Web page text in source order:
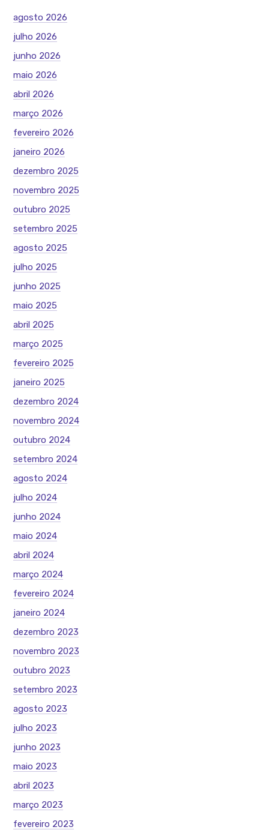
agosto 2026
julho 2026
junho 2026
maio 2026
abril 2026
março 2026
fevereiro 2026
janeiro 2026
dezembro 2025
novembro 2025
outubro 2025
setembro 2025
agosto 2025
julho 2025
junho 2025
maio 2025
abril 2025
março 2025
fevereiro 2025
janeiro 2025
dezembro 2024
novembro 2024
outubro 2024
setembro 2024
agosto 2024
julho 2024
junho 2024
maio 2024
abril 2024
março 2024
fevereiro 2024
janeiro 2024
dezembro 2023
novembro 2023
outubro 2023
setembro 2023
agosto 2023
julho 2023
junho 2023
maio 2023
abril 2023
março 2023
fevereiro 2023